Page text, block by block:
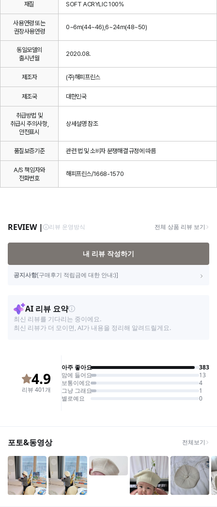
재질 SOFT ACRYLIC 100%
사용연령 또는
권장사용연령
0~6m(44~46),6~24m(48~50)
동일모델의
출시년월
2020.08.
제조자 (주)해피프린스
제조국 대한민국
취급방법 및
취급시 주의사항,
안전표시
상세설명 참조
품질보증기준 관련 법 및 소비자 분쟁해결 규정에 따름
A/S 책임자와
전화번호
해피프린스/1668-1570